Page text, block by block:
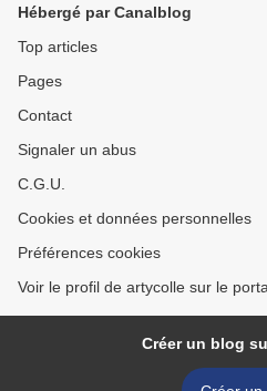
Hébergé par Canalblog
Top articles
Pages
Contact
Signaler un abus
C.G.U.
Cookies et données personnelles
Préférences cookies
Voir le profil de artycolle sur le
Créer un blog